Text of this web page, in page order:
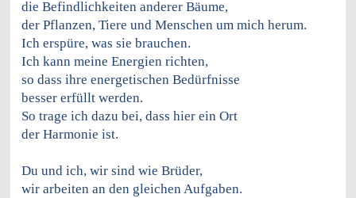
die Befindlichkeiten anderer Bäume,
der Pflanzen, Tiere und Menschen um mich herum.
Ich erspüre, was sie brauchen.
Ich kann meine Energien richten,
so dass ihre energetischen Bedürfnisse
besser erfüllt werden.
So trage ich dazu bei, dass hier ein Ort
der Harmonie ist.
Du und ich, wir sind wie Brüder,
wir arbeiten an den gleichen Aufgaben.